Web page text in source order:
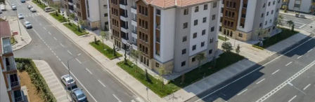
Teknoloji
Türkiye